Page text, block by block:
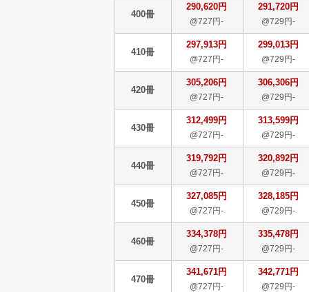
400冊
290,620円
@727円-
291,720円
@729円-
410冊
297,913円
@727円-
299,013円
@729円-
420冊
305,206円
@727円-
306,306円
@729円-
430冊
312,499円
@727円-
313,599円
@729円-
440冊
319,792円
@727円-
320,892円
@729円-
450冊
327,085円
@727円-
328,185円
@729円-
460冊
334,378円
@727円-
335,478円
@729円-
470冊
341,671円
@727円-
342,771円
@729円-